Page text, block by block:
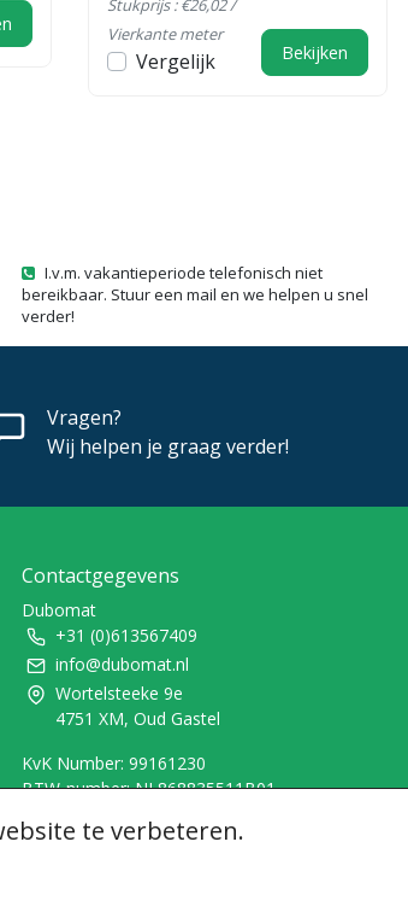
Stukprijs : €26,02 /
Vierkante meter
Vergelijk Bekijken
I.v.m. vakantieperiode telefonisch niet
bereikbaar. Stuur een mail en we helpen u snel
verder!
Vragen?
Wij helpen je graag verder!
Contactgegevens
Dubomat
+31 (0)613567409
info@dubomat.nl
Wortelsteeke 9e
4751 XM, Oud Gastel
KvK Number: 99161230
BTW-number: NL868835511B01
te verbeteren.